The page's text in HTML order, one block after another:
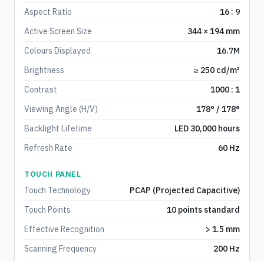
Aspect Ratio
16 : 9
Active Screen Size
344 × 194 mm
Colours Displayed
16.7M
Brightness
≥ 250 cd/m²
Contrast
1000 : 1
Viewing Angle (H/V)
178° / 178°
Backlight Lifetime
LED 30,000 hours
Refresh Rate
60 Hz
TOUCH PANEL
Touch Technology
PCAP (Projected Capacitive)
Touch Points
10 points standard
Effective Recognition
> 1.5 mm
Scanning Frequency
200 Hz